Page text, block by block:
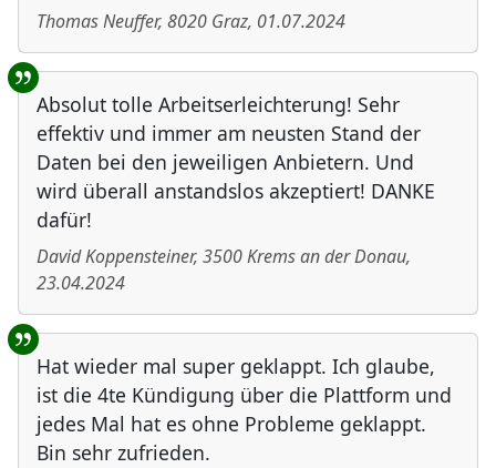
Thomas Neuffer, 8020 Graz, 01.07.2024
Absolut tolle Arbeitserleichterung! Sehr
effektiv und immer am neusten Stand der
Daten bei den jeweiligen Anbietern. Und
wird überall anstandslos akzeptiert! DANKE
dafür!
David Koppensteiner, 3500Krems an der Donau,
23.04.2024
Hat wieder mal super geklappt. Ich glaube,
ist die 4te Kündigung über die Plattform und
jedes Mal hat es ohne Probleme geklappt.
Bin sehr zufrieden.